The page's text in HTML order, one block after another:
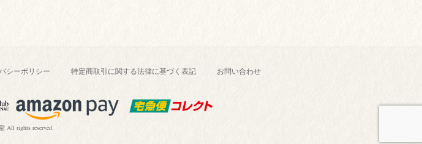
シーポリシー 特定商取引に関する法律に基づく表記 お問い合わせ
All rights reserved.